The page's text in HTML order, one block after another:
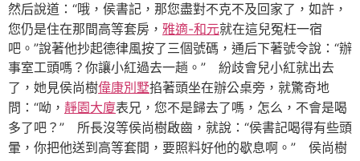
然后說道： “哦，侯書記，那您盡對不克不及回家了，如許，
您仍是住在那間高等套房， 雅適-和元就在這兒冤枉一宿
吧。”說著他抄起德律風按了三個號碼，通后下著號令說：“辦
事室工頭嗎？你讓小紅過去一趟。” 紛歧會兒小紅就出去
了，她見侯尚樹偉康別墅掐著頭坐在辦公桌旁，就驚奇地
問： “呦， 靜園大廈表兄，您不是歸去了嗎，怎么，不會是喝
多了吧？” 所長沒等侯尚樹啟齒，就說： “侯書記喝得有些頭
暈，你把他送到高等套間，要照料好他的歇息啊。” 侯尚樹